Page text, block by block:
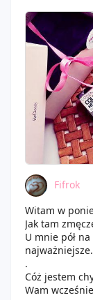
dobrze
polecić.
Fifrok
Witam w
Jak tam
U mnie pół
.
Cóż jestem
Wam